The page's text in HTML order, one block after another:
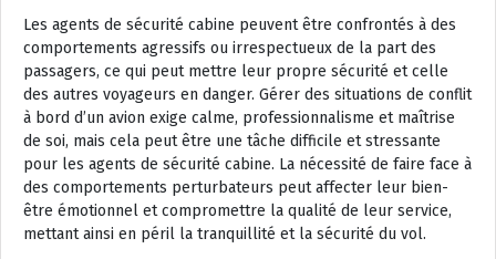
Les agents de sécurité cabine peuvent être confrontés à des
comportements agressifs ou irrespectueux de la part des
passagers, ce qui peut mettre leur propre sécurité et celle
des autres voyageurs en danger. Gérer des situations de conflit
à bord d’un avion exige calme, professionnalisme et maîtrise
de soi, mais cela peut être une tâche difficile et stressante
pour les agents de sécurité cabine. La nécessité de faire face à
des comportements perturbateurs peut affecter leur bien-
être émotionnel et compromettre la qualité de leur service,
mettant ainsi en péril la tranquillité et la sécurité du vol.